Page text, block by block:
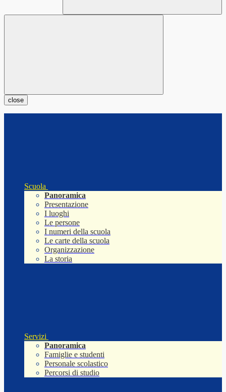
close
Scuola
Panoramica
Presentazione
I luoghi
Le persone
I numeri della scuola
Le carte della scuola
Organizzazione
La storia
Servizi
Panoramica
Famiglie e studenti
Personale scolastico
Percorsi di studio